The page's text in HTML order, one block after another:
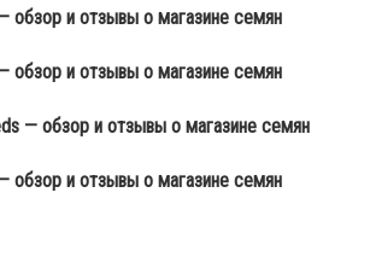
обзор и отзывы о магазине семян
обзор и отзывы о магазине семян
— обзор и отзывы о магазине семян
обзор и отзывы о магазине семян